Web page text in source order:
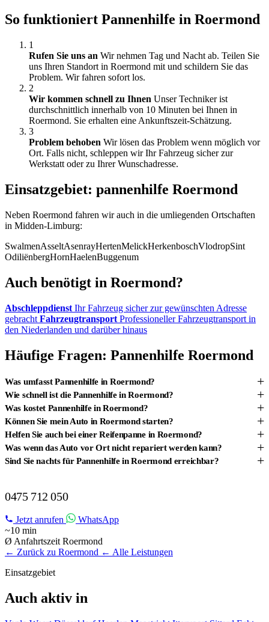
So funktioniert Pannenhilfe in Roermond
1
Rufen Sie uns an Wir nehmen Tag und Nacht ab. Teilen Sie
uns Ihren Standort in Roermond mit und schildern Sie das
Problem. Wir fahren sofort los.
2
Wir kommen schnell zu Ihnen Unser Techniker ist
durchschnittlich innerhalb von 10 Minuten bei Ihnen in
Roermond. Sie erhalten eine Ankunftszeit-Schätzung.
3
Problem behoben Wir lösen das Problem wenn möglich vor
Ort. Falls nicht, schleppen wir Ihr Fahrzeug sicher zur
Werkstatt oder zu Ihrer Wunschadresse.
Einsatzgebiet: pannenhilfe Roermond
Neben Roermond fahren wir auch in die umliegenden Ortschaften
in Midden-Limburg:
SwalmenAsseltAsenrayHertenMelickHerkenboschVlodropSint
OdiliënbergHornHaelenBuggenum
Auch benötigt in Roermond?
Abschleppdienst Ihr Fahrzeug sicher zur gewünschten Adresse
gebracht Fahrzeugtransport Professioneller Fahrzeugtransport in
den Niederlanden und darüber hinaus
Häufige Fragen: Pannenhilfe Roermond
Was umfasst Pannenhilfe in Roermond? +
Wie schnell ist die Pannenhilfe in Roermond? +
Was kostet Pannenhilfe in Roermond? +
Können Sie mein Auto in Roermond starten? +
Helfen Sie auch bei einer Reifenpanne in Roermond? +
Was wenn das Auto vor Ort nicht repariert werden kann? +
Sind Sie nachts für Pannenhilfe in Roermond erreichbar? +
0475 712 050
Jetzt anrufen
WhatsApp
~10 min
Ø Anfahrtszeit Roermond
← Zurück zu Roermond ← Alle Leistungen
Einsatzgebiet
Auch aktiv in